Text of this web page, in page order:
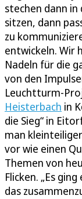
stechen dann
sitzen, dann
zu
entwickeln. Wir
Nadeln für die
von den
Leuchtturm-
Heisterbach in
die Sieg“ in
man
vor wie einen
Themen von
Flicken. „Es
das